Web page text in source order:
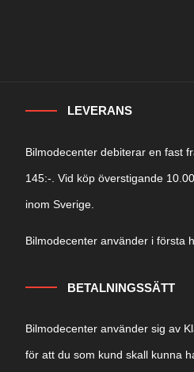
LEVERANS
Bilmodecenter debiterar en fast
145:-. Vid köp överstigande
inom Sverige.
Bilmodecenter använder i första
BETALNINGSSÄTT
Bilmodecenter använder sig av
för att du som kund skall kunna